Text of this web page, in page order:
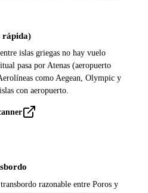
rápida)
islas griegas no hay vuelo
pasa por Atenas (aeropuerto
como Aegean, Olympic y
con aeropuerto.
razonable entre Poros y